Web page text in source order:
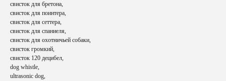
свисток для бретона,
свисток для поинтера,
свисток для сеттера,
свисток для спаниеля,
свисток для охотничьей собаки,
свисток громкий,
свисток 120 децибел,
dog whistle,
ultrasonic dog,